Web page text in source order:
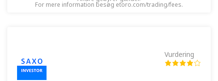
For mere information besøg etoro.com/trading/fees.
Vurdering